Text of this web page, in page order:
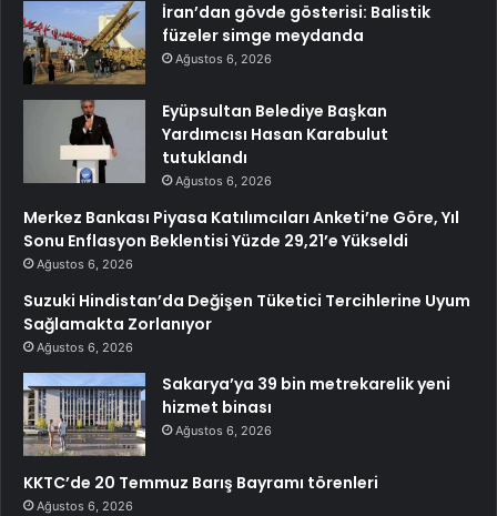
İran’dan gövde gösterisi: Balistik
füzeler simge meydanda
Ağustos 6, 2026
Eyüpsultan Belediye Başkan
Yardımcısı Hasan Karabulut
tutuklandı
Ağustos 6, 2026
Merkez Bankası Piyasa Katılımcıları Anketi’ne Göre, Yıl
Sonu Enflasyon Beklentisi Yüzde 29,21’e Yükseldi
Ağustos 6, 2026
Suzuki Hindistan’da Değişen Tüketici Tercihlerine Uyum
Sağlamakta Zorlanıyor
Ağustos 6, 2026
Sakarya’ya 39 bin metrekarelik yeni
hizmet binası
Ağustos 6, 2026
KKTC’de 20 Temmuz Barış Bayramı törenleri
Ağustos 6, 2026